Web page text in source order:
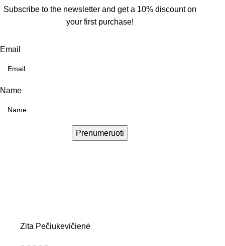
Subscribe to the newsletter and get a 10% discount on
your first purchase!
Email
Name
Prenumeruoti
Zita Pečiukevičienė